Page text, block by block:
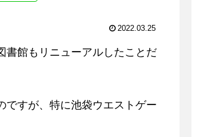
2022.03.25
書館もリニューアルしたことだ
ですが、特に池袋ウエストゲー